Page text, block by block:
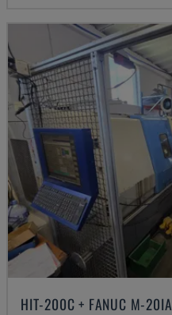
HIT-200C + FANUC M-20IA